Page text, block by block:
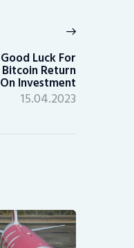
Good Luck For
Bitcoin Return
On Investment
15.04.2023